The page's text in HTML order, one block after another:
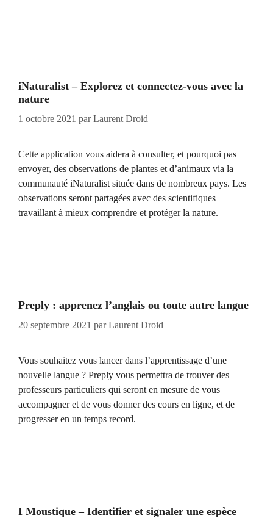
iNaturalist – Explorez et connectez-vous avec la
nature
1 octobre 2021 parLaurent Droid
Cette application vous aidera à consulter, et pourquoi pas
envoyer, des observations de plantes et d’animaux via la
communauté iNaturalist située dans de nombreux pays. Les
observations seront partagées avec des scientifiques
travaillant à mieux comprendre et protéger la nature.
Preply : apprenez l’anglais ou toute autre langue
20 septembre 2021 parLaurent Droid
Vous souhaitez vous lancer dans l’apprentissage d’une
nouvelle langue ? Preply vous permettra de trouver des
professeurs particuliers qui seront en mesure de vous
accompagner et de vous donner des cours en ligne, et de
progresser en un temps record.
I Moustique – Identifier et signaler une espèce